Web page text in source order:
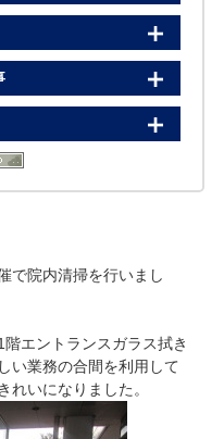
で院内清掃を行いまし
エントランスガラス拭き
い業務の合間を利用して
れいになりました。